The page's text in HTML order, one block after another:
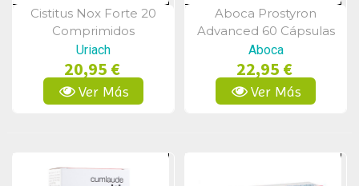
Vista Rápida
Cistitus Nox Forte 20
Comprimidos
Uriach
20,95 €
Ver Más
Vista Rápida
Aboca Prostyron
Advanced 60 Cápsulas
Aboca
22,95 €
Ver Más